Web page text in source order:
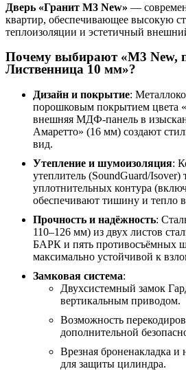
Дверь «Гранит М3 New» —
квартир, обеспечивающее высокую
теплоизоляции и эстетичный
Почему выбирают «М3 New,
Лиственница 10 мм»?
Дизайн и покрытие:
порошковым покрытием цвета
внешняя МДФ-панель в
Амаретто» (16 мм) создают
вид.
Утепление и шумоизоляция:
утеплитель (SoundGuard/
уплотнительных контура
обеспечивают тишину и тепло
Прочность и надёжность:
110–126 мм) из двух листов
БАРК и пять противосъёмных
максимально устойчивой к
Замковая система:
Двухсистемный замок
вертикальным приводом.
Возможность
дополнительной
Врезная броненакладка и
для защиты цилиндра.